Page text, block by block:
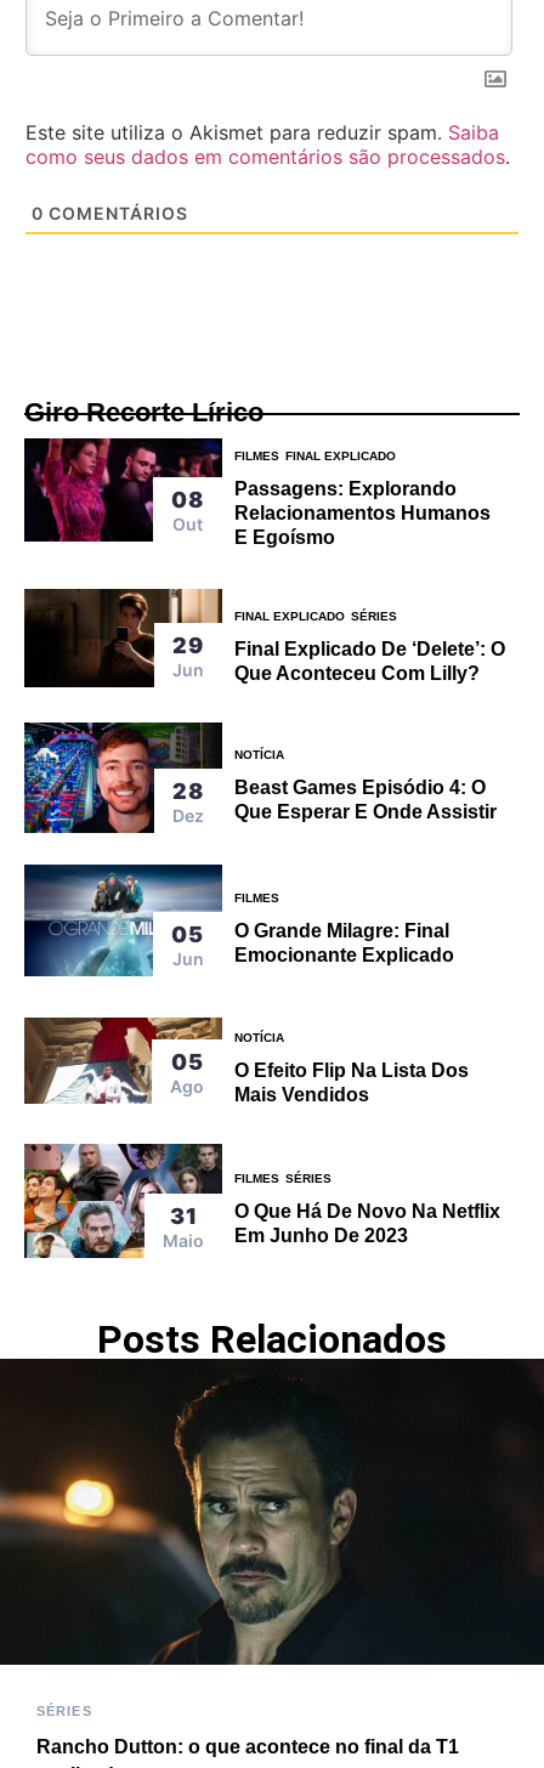
Este site utiliza o Akismet para reduzir spam. Saiba
como seus dados em comentários são processados.
0 COMENTÁRIOS
Giro Recorte Lírico
08
Out
FILMES FINAL EXPLICADO
Passagens: Explorando
Relacionamentos Humanos
E Egoísmo
29
Jun
FINAL EXPLICADO SÉRIES
Final Explicado De ‘Delete’: O
Que Aconteceu Com Lilly?
28
Dez
NOTÍCIA
Beast Games Episódio 4: O
Que Esperar E Onde Assistir
05
Jun
FILMES
O Grande Milagre: Final
Emocionante Explicado
05
Ago
NOTÍCIA
O Efeito Flip Na Lista Dos
Mais Vendidos
31
Maio
FILMES SÉRIES
O Que Há De Novo Na Netflix
Em Junho De 2023
Posts Relacionados
SÉRIES
Rancho Dutton: o que acontece no final da T1